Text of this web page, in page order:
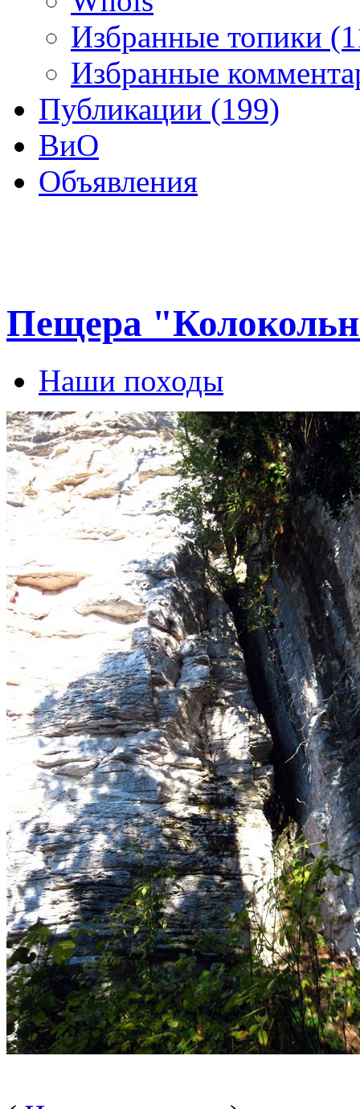
Избранные топики
Избранные
Публикации (199)
ВиО
Объявления
Пещера
Наши походы